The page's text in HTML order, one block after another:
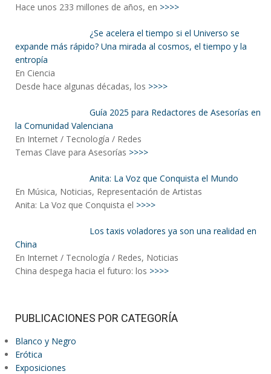
Hace unos 233 millones de años, en >>>>
¿Se acelera el tiempo si el Universo se
expande más rápido? Una mirada al cosmos, el tiempo y la
entropía
En Ciencia
Desde hace algunas décadas, los >>>>
Guía 2025 para Redactores de Asesorías en
la Comunidad Valenciana
En Internet / Tecnología / Redes
Temas Clave para Asesorías >>>>
Anita: La Voz que Conquista el Mundo
En Música, Noticias, Representación de Artistas
Anita: La Voz que Conquista el >>>>
Los taxis voladores ya son una realidad en
China
En Internet / Tecnología / Redes, Noticias
China despega hacia el futuro: los >>>>
PUBLICACIONES POR CATEGORÍA
Blanco y Negro
Erótica
Exposiciones